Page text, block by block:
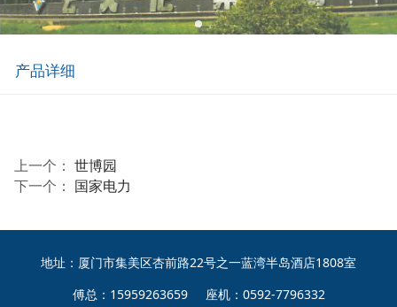
产品详细
上一个： 世博园
下一个： 国家电力
地址：厦门市集美区杏前路22号之一蓝湾半岛酒店1808室
傅总：15959263659 座机：0592-7796332